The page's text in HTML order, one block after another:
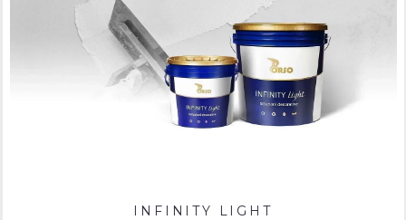
INFINITY LIGHT